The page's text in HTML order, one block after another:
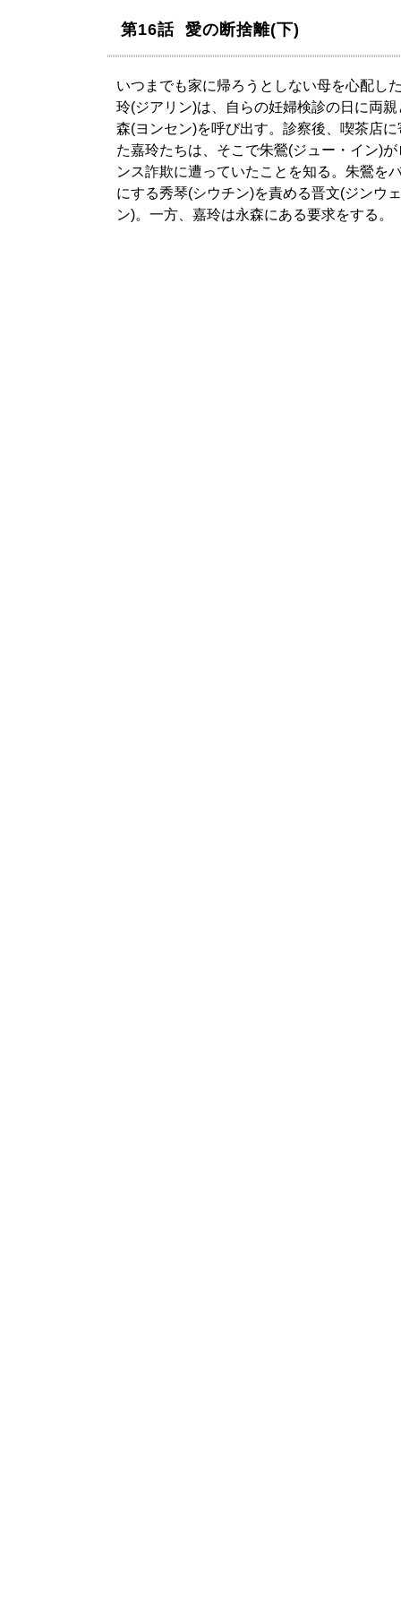
第16話 愛の断捨離(下)
いつまでも家に帰ろうとしない母を心配し
玲(ジアリン)は、自らの妊婦検診の日に両親
森(ヨンセン)を呼び出す。診察後、喫茶店に
た嘉玲たちは、そこで朱鶯(ジュー・イン)が
ンス詐欺に遭っていたことを知る。朱鶯を
にする秀琴(シウチン)を責める晋文(ジンウェ
ン)。一方、嘉玲は永森にある要求をする。